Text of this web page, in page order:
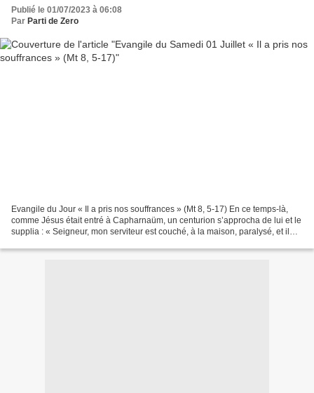
Publié le 01/07/2023 à 06:08
Par Parti de Zero
Evangile du Jour « Il a pris nos souffrances » (Mt 8, 5-17) En ce temps-là,
comme Jésus était entré à Capharnaüm, un centurion s’approcha de lui et le
supplia : « Seigneur, mon serviteur est couché, à la maison, paralysé, et il